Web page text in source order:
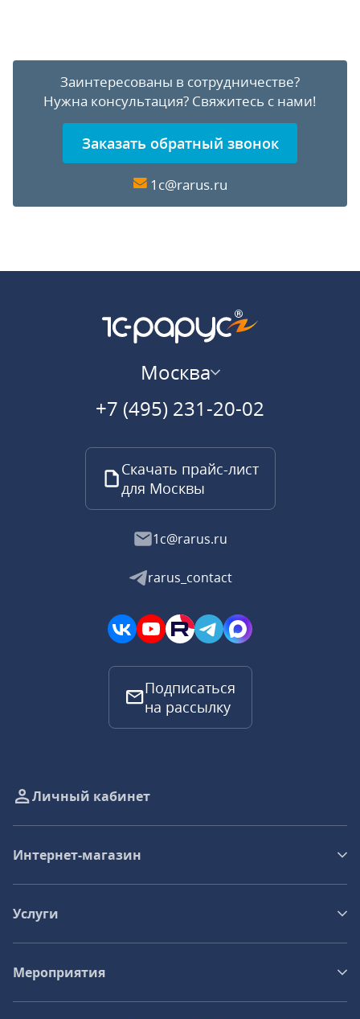
Заинтересованы в сотрудничестве?
Нужна консультация? Свяжитесь с нами!
Заказать обратный звонок
1c@rarus.ru
Москва
+7 (495) 231-20-02
Скачать прайс-лист
для Москвы
1c@rarus.ru
rarus_contact
Подписаться
на рассылку
Личный кабинет
Интернет-магазин
Услуги
Мероприятия